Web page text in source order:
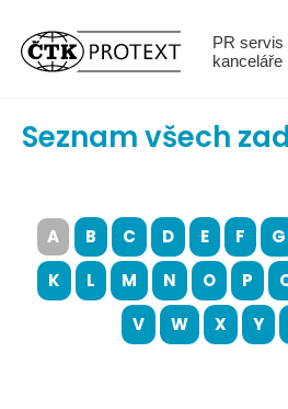
PR
kanceláře
Seznam všech
A B C D E F G
K
L M N O P
V
W X Y